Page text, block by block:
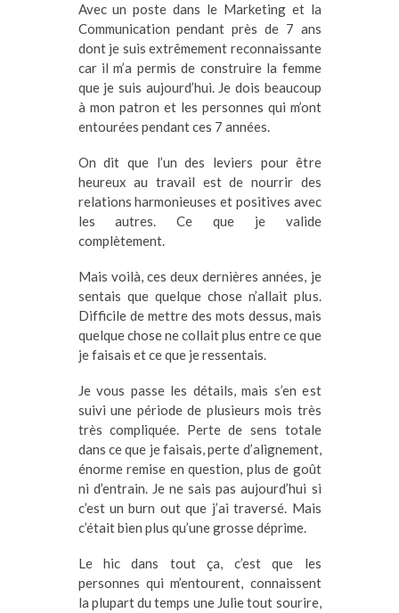
Avec un poste dans le Marketing et la
Communication pendant près de 7 ans
dont je suis extrêmement reconnaissante
car il m’a permis de construire la femme
que je suis aujourd’hui. Je dois beaucoup
à mon patron et les personnes qui m’ont
entourées pendant ces 7 années.
On dit que l’un des leviers pour être
heureux au travail est de nourrir des
relations harmonieuses et positives avec
les autres. Ce que je valide
complètement.
Mais voilà, ces deux dernières années, je
sentais que quelque chose n’allait plus.
Difficile de mettre des mots dessus, mais
quelque chose ne collait plus entre ce que
je faisais et ce que je ressentais.
Je vous passe les détails, mais s’en est
suivi une période de plusieurs mois très
très compliquée. Perte de sens totale
dans ce que je faisais, perte d’alignement,
énorme remise en question, plus de goût
ni d’entrain. Je ne sais pas aujourd’hui si
c’est un burn out que j’ai traversé. Mais
c’était bien plus qu’une grosse déprime.
Le hic dans tout ça, c’est que les
personnes qui m’entourent, connaissent
la plupart du temps une Julie tout sourire,